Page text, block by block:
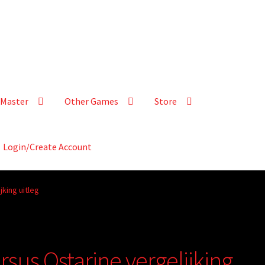
Other Games Store
Login/Create Account
uitleg